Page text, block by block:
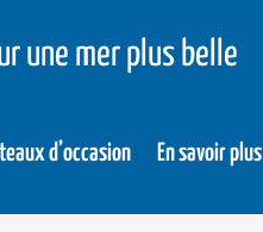
une mer plus belle
d’occasion En savoir plus